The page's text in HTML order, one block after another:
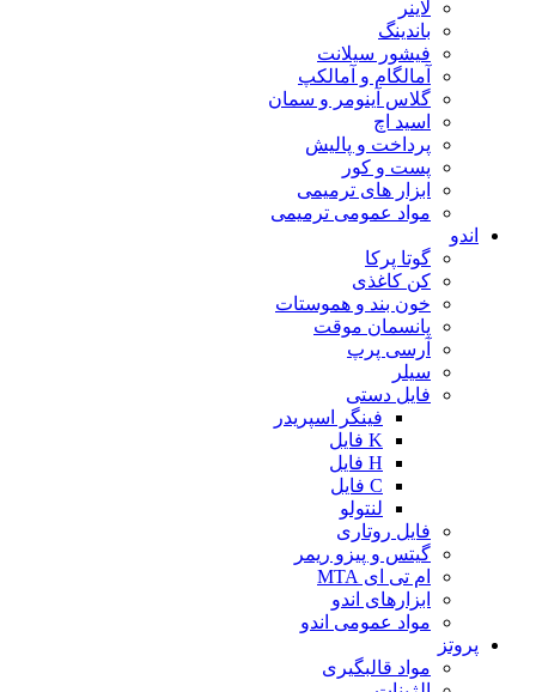
لاینر
باندینگ
فیشور سیلانت
آمالگام و آمالکپ
گلاس آینومر و سمان
اسید اچ
پرداخت و پالیش
پست و کور
ابزار های ترمیمی
مواد عمومی ترمیمی
اندو
گوتا پرکا
کن کاغذی
خون بند و هموستات
پانسمان موقت
آرسی پرپ
سیلر
فایل دستی
فینگر اسپریدر
K فایل
H فایل
C فایل
لنتولو
فایل روتاری
گیتس و پیزو ریمر
ام تی ای MTA
ابزارهای اندو
مواد عمومی اندو
پروتز
مواد قالبگیری